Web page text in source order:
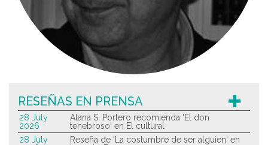
RESEÑAS EN PRENSA
28 July
2026
Alana S. Portero recomienda 'El don
tenebroso' en El cultural
28 July
Reseña de 'La costumbre de ser alguien' en